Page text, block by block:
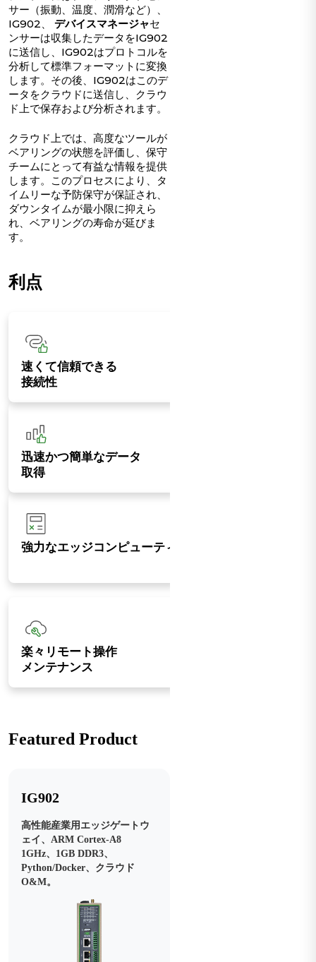
サー（振動、温度、潤滑など）、
IG902、 デバイスマネージャセ
ンサーは収集したデータをIG902
に送信し、IG902はプロトコルを
分析して標準フォーマットに変換
します。その後、IG902はこのデ
ータをクラウドに送信し、クラウ
ド上で保存および分析されます。
クラウド上では、高度なツールが
ベアリングの状態を評価し、保守
チームにとって有益な情報を提供
します。このプロセスにより、タ
イムリーな予防保守が保証され、
ダウンタイムが最小限に抑えら
れ、ベアリングの寿命が延びま
す。
利点
速くて信頼できる
接続性
迅速かつ簡単なデータ
取得
強力なエッジコンピューティング
楽々リモート操作
メンテナンス
Featured Product
IG902
高性能産業用エッジゲートウ
ェイ、ARM Cortex-A8
1GHz、1GB DDR3、
Python/Docker、クラウド
O&M。